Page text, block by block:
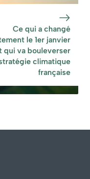
Ce qui a changé
le 1er janvier
qui va bouleverser
climatique
française